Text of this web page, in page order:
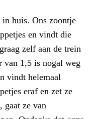
huis. Ons zoontje
en vindt die
zelf aan de trein
van 1,5 is nogal weg
vindt helemaal
eraf en zet ze
gaat ze van